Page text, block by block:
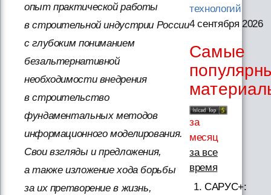
опыт практической работы
в строительной индустрии России
с глубоким пониманием
безальтернативной
необходимости внедрения
в строительство
фундаментальных методов
информационного моделирования.
Свои взгляды и предложения,
а также изложение хода борьбы
за их претворение в жизнь,
технологий
4 сентября 2026
Самые
за
месяц
за все
время
САРУС+: